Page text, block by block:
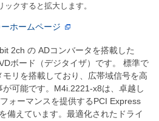
ックすると拡大します。
ーホームページ
2ch の ADコンバータを搭載した
Dボード（デジタイザ）です。 標準で
リを搭載しており、広帯域信号を高
可能です。M4i.2221-x8は、卓越し
ォーマンスを提供するPCI Express
備えています。最適化されたドライ